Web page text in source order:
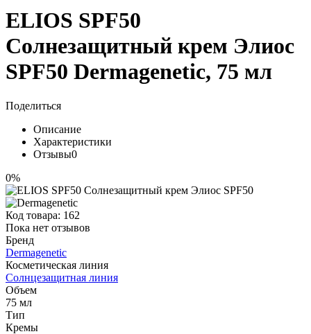
ELIOS SPF50
Солнезащитный крем Элиос
SPF50 Dermagenetic, 75 мл
Поделиться
Описание
Характеристики
Отзывы0
0%
Код товара: 162
Пока нет отзывов
Бренд
Dermagenetic
Косметическая линия
Солнцезащитная линия
Объем
75 мл
Тип
Кремы